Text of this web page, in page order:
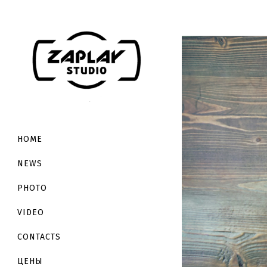
HOME
NEWS
PHOTO
VIDEO
CONTACTS
ЦЕНЫ